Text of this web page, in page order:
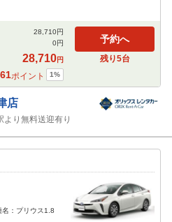
きます）
28,710円
0円
28,710円
ポイント 1%
予約へ
残り5台
店
り無料送迎有り
名：プリウス1.8